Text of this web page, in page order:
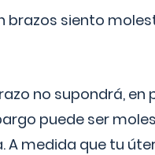
brazos siento
no supondrá, en
puede ser
A medida que tu